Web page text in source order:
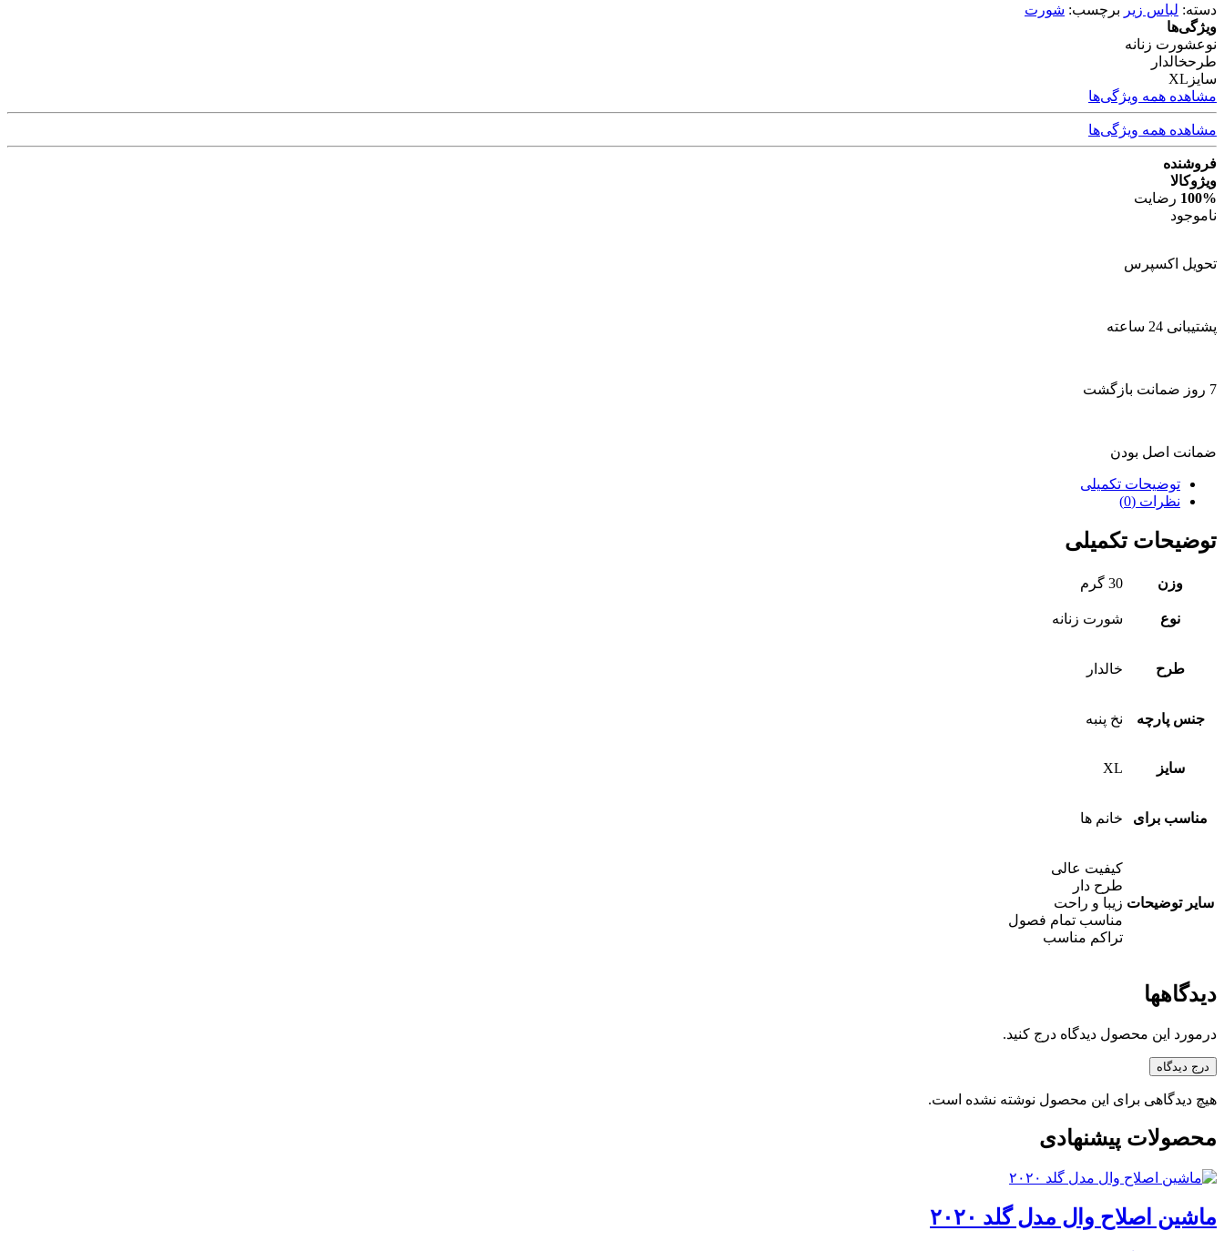
دسته: لباس زیر برچسب: شورت
ویژگی‌ها
نوعشورت زنانه
طرحخالدار
سایز XL
مشاهده همه ویژگی‌ها
مشاهده همه ویژگی‌ها
فروشنده
ویژوکالا
100% رضایت
ناموجود
تحویل اکسپرس
پشتیبانی 24 ساعته
7 روز ضمانت بازگشت
ضمانت اصل بودن
توضیحات تکمیلی
نظرات (0)
توضیحات تکمیلی
وزن 30 گرم
نوع شورت زنانه
طرح خالدار
جنس پارچه نخ پنبه
سایز XL
مناسب برای خانم ها
سایر توضیحات
کیفیت عالی
طرح دار
زیبا و راحت
مناسب تمام فصول
تراکم مناسب
دیدگاهها
درمورد این محصول دیدگاه درج کنید.
درج دیدگاه
هیچ دیدگاهی برای این محصول نوشته نشده است.
محصولات پیشنهادی
ماشین اصلاح وال مدل گلد ۲۰۲۰